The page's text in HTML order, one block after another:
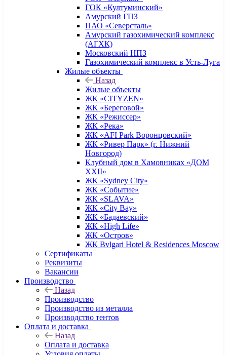
ГОК «Култуминский»
Амурский ГПЗ
ПАО «Северсталь»
Амурский газохимический комплекс
(АГХК)
Московский НПЗ
Газохимический комплекс в Усть-Луга
Жилые объекты
Назад
Жилые объекты
ЖК «CITYZEN»
ЖК «Береговой»
ЖК «Режиссер»
ЖК «Река»
ЖК «AFI Park Воронцовский»
ЖК «Ривер Парк» (г. Нижний
Новгород)
Клубный дом в Хамовниках «ДОМ
XXII»
ЖК «Sydney City»
ЖК «Событие»
ЖК «SLAVA»
ЖК «City Bay»
ЖК «Бадаевский»
ЖК «High Life»
ЖК «Остров»
ЖК Bvlgari Hotel & Residences Moscow
Сертификаты
Реквизиты
Вакансии
Производство
Назад
Производство
Производство из металла
Производство тентов
Оплата и доставка
Назад
Оплата и доставка